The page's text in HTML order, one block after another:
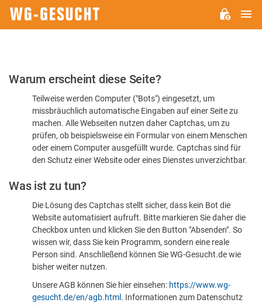
Bitte
dass
sind
Warum erscheint diese Seite?
Teilweise werden Computer ("Bots") eingesetzt, um
missbräuchlich automatische Eingaben auf einer Seite zu
machen. Alle Webseiten nutzen daher Captchas, um zu
prüfen, ob beispielsweise ein Formular von einem Menschen
oder einem Computer ausgefüllt wurde. Captchas sind für
den Schutz einer Website oder eines Dienstes unverzichtbar.
Was ist zu tun?
Die Lösung des Captchas stellt sicher, dass kein Bot die
Website automatisiert aufruft. Bitte markieren Sie daher die
Checkbox unten und klicken Sie den Button "Absenden". So
wissen wir, dass Sie kein Programm, sondern eine reale
Person sind. Anschließend können Sie WG-Gesucht.de wie
bisher weiter nutzen.
Unsere AGB können Sie hier einsehen: https://www.wg-
gesucht.de/en/agb.html . Informationen zum Datenschutz